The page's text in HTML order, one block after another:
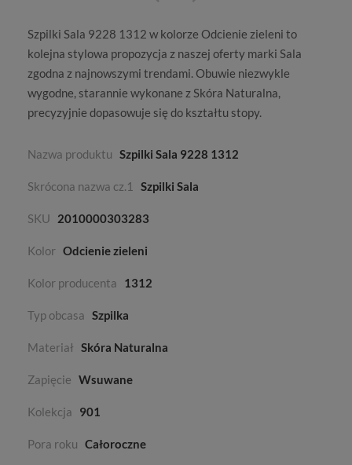
Szpilki Sala 9228 1312 w kolorze Odcienie zieleni to
kolejna stylowa propozycja z naszej oferty marki Sala
zgodna z najnowszymi trendami. Obuwie niezwykle
wygodne, starannie wykonane zSkóra Naturalna,
precyzyjnie dopasowuje się do kształtu stopy.
Nazwa produktu Szpilki Sala 9228 1312
Skrócona nazwa cz.1 Szpilki Sala
SKU 2010000303283
Kolor Odcienie zieleni
Kolor producenta 1312
Typ obcasa Szpilka
Materiał Skóra Naturalna
Zapięcie Wsuwane
Kolekcja 901
Pora roku Całoroczne